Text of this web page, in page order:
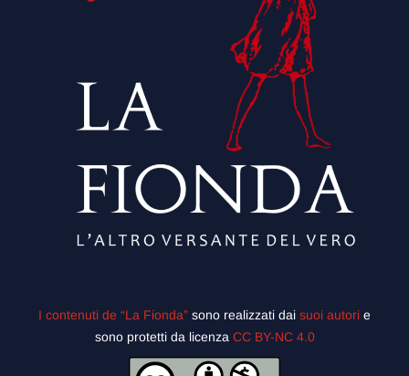
I contenuti de “La Fionda” sono realizzati dai suoi autori e
sono protetti da licenza CC BY-NC 4.0